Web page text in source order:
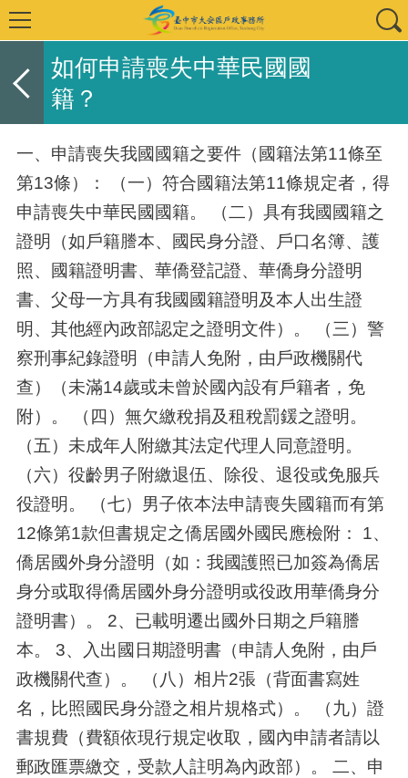
如何申請喪失中華民國國
籍？
一、申請喪失我國國籍之要件（國籍法第11條至
第13條）： （一）符合國籍法第11條規定者，得
申請喪失中華民國國籍。 （二）具有我國國籍之
證明（如戶籍謄本、國民身分證、戶口名簿、護
照、國籍證明書、華僑登記證、華僑身分證明
書、父母一方具有我國國籍證明及本人出生證
明、其他經內政部認定之證明文件）。 （三）警
察刑事紀錄證明（申請人免附，由戶政機關代
查）（未滿14歲或未曾於國內設有戶籍者，免
附）。 （四）無欠繳稅捐及租稅罰鍰之證明。
（五）未成年人附繳其法定代理人同意證明。
（六）役齡男子附繳退伍、除役、退役或免服兵
役證明。 （七）男子依本法申請喪失國籍而有第
12條第1款但書規定之僑居國外國民應檢附： 1、
僑居國外身分證明（如：我國護照已加簽為僑居
身分或取得僑居國外身分證明或役政用華僑身分
證明書）。 2、已載明遷出國外日期之戶籍謄
本。 3、入出國日期證明書（申請人免附，由戶
政機關代查）。 （八）相片2張（背面書寫姓
名，比照國民身分證之相片規格式）。 （九）證
書規費（費額依現行規定收取，國內申請者請以
郵政匯票繳交，受款人註明為內政部）。 二、申